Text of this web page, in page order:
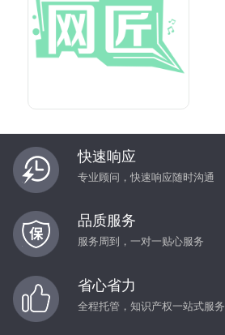
快速响应
专业顾问，快速响应随时沟通
品质服务
服务周到，一对一贴心服务
省心省力
全程托管，知识产权一站式服务